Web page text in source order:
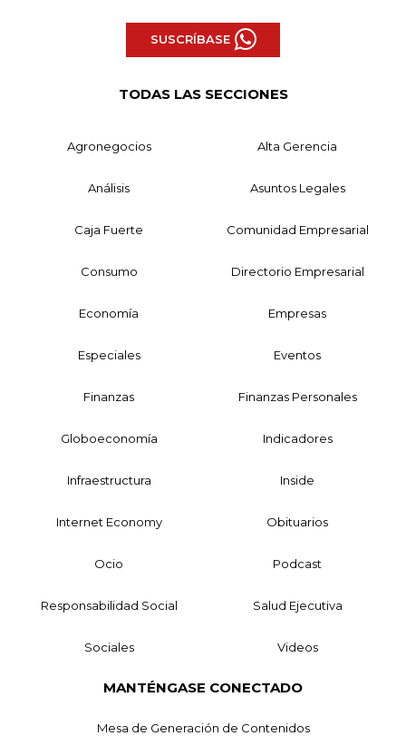
SUSCRÍBASE
TODAS LAS SECCIONES
Agronegocios Alta Gerencia
Análisis Asuntos Legales
Caja Fuerte Comunidad Empresarial
Consumo Directorio Empresarial
Economía Empresas
Especiales Eventos
Finanzas Finanzas Personales
Globoeconomía Indicadores
Infraestructura Inside
Internet Economy Obituarios
Ocio Podcast
Responsabilidad Social Salud Ejecutiva
Sociales Videos
MANTÉNGASE CONECTADO
Mesa de Generación de Contenidos